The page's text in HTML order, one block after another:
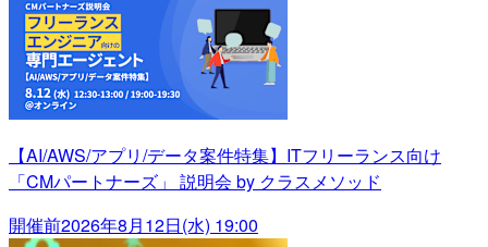
【AI/AWS/アプリ/データ案件特集】ITフリーランス向け
「CMパートナーズ」 説明会 by クラスメソッド
開催前2026年8月12日(水) 19:00